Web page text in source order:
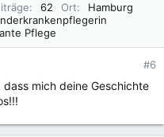
62 Ort
Hamburg
Pflege
#6
mich deine Geschichte